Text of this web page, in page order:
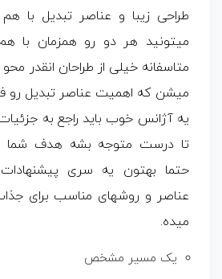
طراحی زیبا و عناصر تبدیل با
میتونید هر دو رو همزمان با هم
متاسفانه خیلی از طراحان انقدر
میشن که اهمیت عناصر تبدیل رو
یه آژانس خوب باید راجع به
تا درست متوجه بشه هدف شما
حتما بهتون یه سری
عناصر و روشهای مناسب برای
میده.
یک مسیر مشخص